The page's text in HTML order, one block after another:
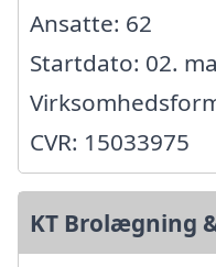
Ansatte: 62
Startdato: 02.
CVR: 15033975
KT Brolægning